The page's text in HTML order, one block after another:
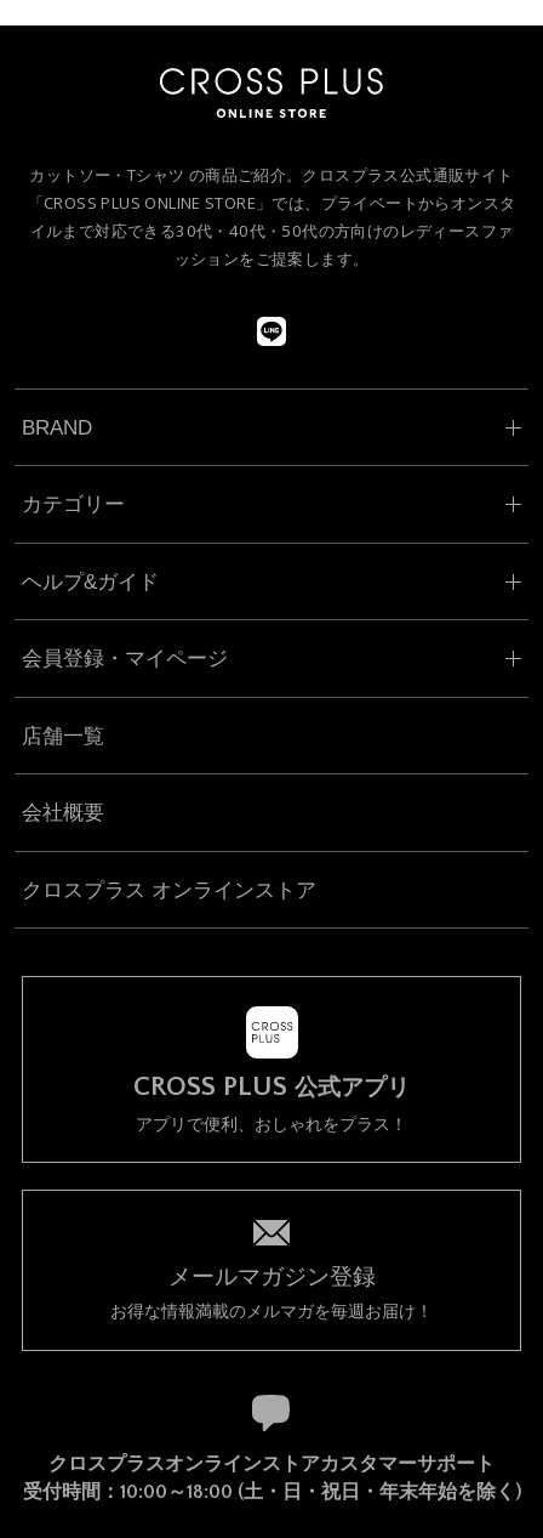
カットソー・Tシャツ の商品ご紹介。クロスプラス公式通販サイト
「CROSS PLUS ONLINE STORE」では、プライベートからオンスタ
イルまで対応できる30代・40代・50代の方向けのレディースファ
ッションをご提案します。
BRAND
カテゴリー
ヘルプ&ガイド
会員登録・マイページ
店舗一覧
会社概要
クロスプラス オンラインストア
CROSS PLUS 公式アプリ
アプリで便利、おしゃれをプラス！
メールマガジン登録
お得な情報満載のメルマガを毎週お届け！
クロスプラスオンラインストアカスタマーサポート
受付時間：10:00～18:00 (土・日・祝日・年末年始を除く)